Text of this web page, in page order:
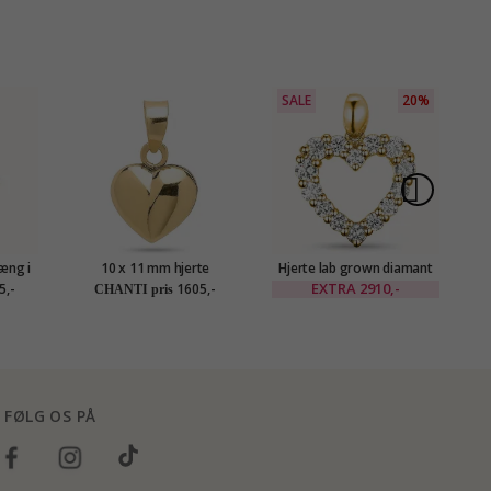
i
ct
10 x 11 mm hjerte
vedhæng i 14 karat guld -
Amoré
CHANTI pris 1605,-
SALE 20%
Hjerte lab grown diamant
vedhæng i 9 karat guld 0,54
EXTRA 2910,-
FØLG OS PÅ